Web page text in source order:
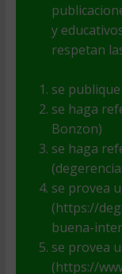
y
respetan
se
se haga
Bonzon)
se haga
se provea
(https://
buena-
se provea
(https://